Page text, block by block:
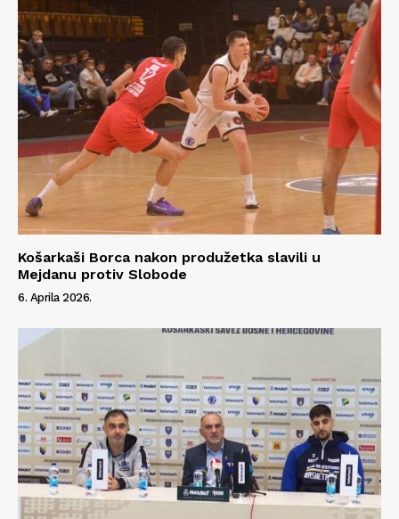
O nama
Kontakt
Impressum
Košarkaši Borca nakon produžetka slavili u
Mejdanu protiv Slobode
6. Aprila 2026.